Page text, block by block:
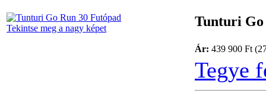
Tekintse meg a nagy képet Tunturi Go
Ár: 439 900 Ft
Tegye